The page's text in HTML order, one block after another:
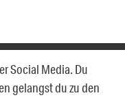
Social Media. Du
gelangst du zu den